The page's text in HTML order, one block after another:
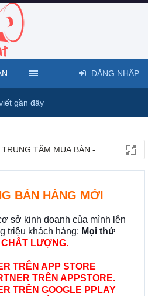
TRUNG TÂM MUA BÁN - RAO VẶT
BÁN HÀNG MỚI
sở kinh doanh của mình lên
triệu khách hàng: Mọi thứ
CHẤT LƯỢNG.
TRÊN APP STORE
TRÊN APPSTORE.
TRÊN GOOGLE PPLAY
gần đây
ĐĂNG NHẬP